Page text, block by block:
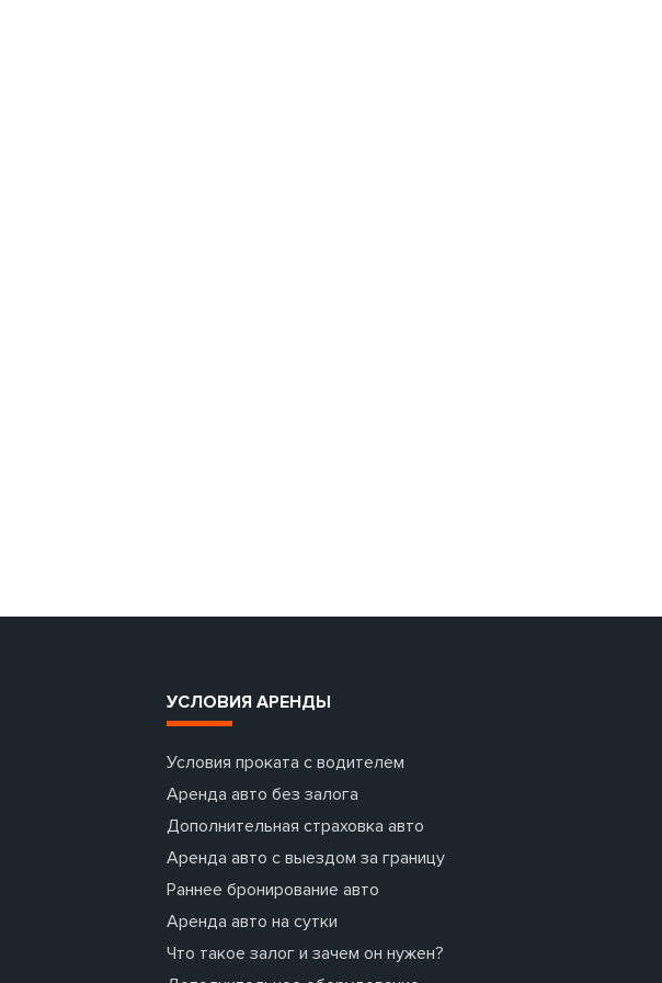
УСЛОВИЯ АРЕНДЫ
Условия проката с водителем
Аренда авто без залога
Дополнительная страховка авто
Аренда авто с выездом за границу
Раннее бронирование авто
Аренда авто на сутки
Что такое залог и зачем он нужен?